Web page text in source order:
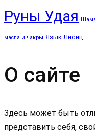
Руны Удая
масла и чакры Язык Лисиц
О сайте
Здесь может быть
представить себя,